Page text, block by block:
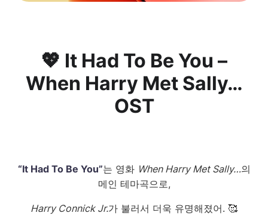
💖 It Had To Be You –
When Harry Met Sally…
OST
“It Had To Be You”는 영화 When Harry Met Sally…의
메인 테마곡으로,
Harry Connick Jr.가 불러서 더욱 유명해졌어. 🥰